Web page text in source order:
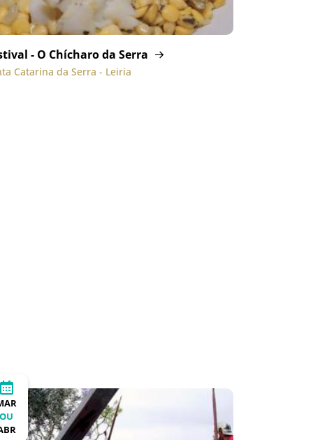
- O Chícharo da Serra
Catarina da Serra - Leiria
OU